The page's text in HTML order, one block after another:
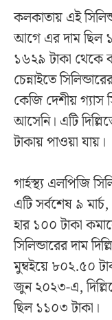
কলকাতায় এই
আগে এর দাম ছিল
১৬২৯ টাকা থেকে
চেন্নাইতে
কেজি দেশীয় গ্যাস
আসেনি। এটি
টাকায় পাওয়া যায়।
গার্হস্থ্য এলপিজি
এটি সর্বশেষ ৯
হার ১০০ টাকা
সিলিন্ডারের দাম
মুম্বইয়ে ৮০২.৫০
জুন ২০২৩-এ,
ছিল ১১০৩ টাকা।